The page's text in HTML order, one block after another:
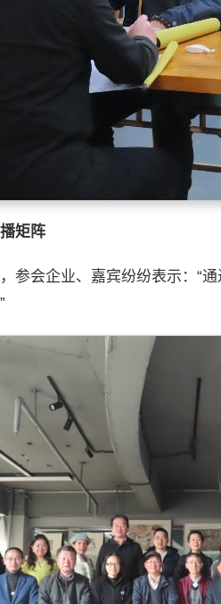
矩阵
参会企业、嘉宾纷纷表示：“